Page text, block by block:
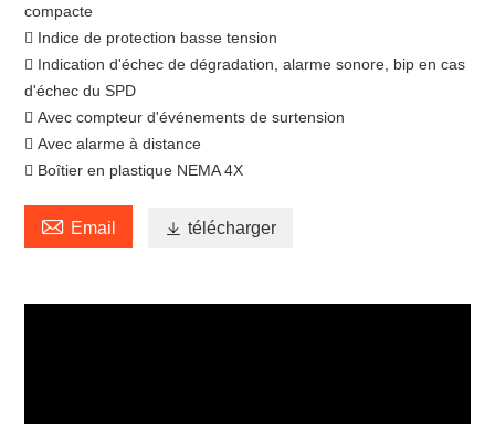
compacte
 Indice de protection basse tension
 Indication d'échec de dégradation, alarme sonore, bip en cas
d'échec du SPD
 Avec compteur d'événements de surtension
 Avec alarme à distance
 Boîtier en plastique NEMA 4X
 Email  télécharger